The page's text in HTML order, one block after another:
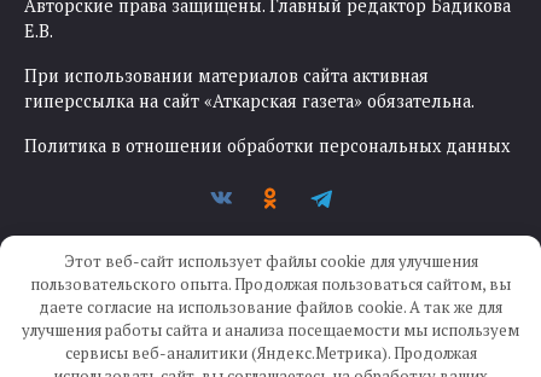
Авторские права защищены. Главный редактор Бадикова
Е.В.
При использовании материалов сайта активная
гиперссылка на сайт «Аткарская газета» обязательна.
Политика в отношении обработки персональных данных
Создание сайта —IKWEB
Этот веб-сайт использует файлы cookie для улучшения
пользовательского опыта. Продолжая пользоваться сайтом, вы
даете согласие на использование файлов cookie. А так же для
улучшения работы сайта и анализа посещаемости мы используем
сервисы веб-аналитики (Яндекс.Метрика). Продолжая